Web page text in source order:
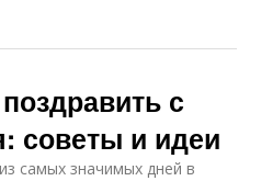
с
советы и идеи
самых значимых дней в